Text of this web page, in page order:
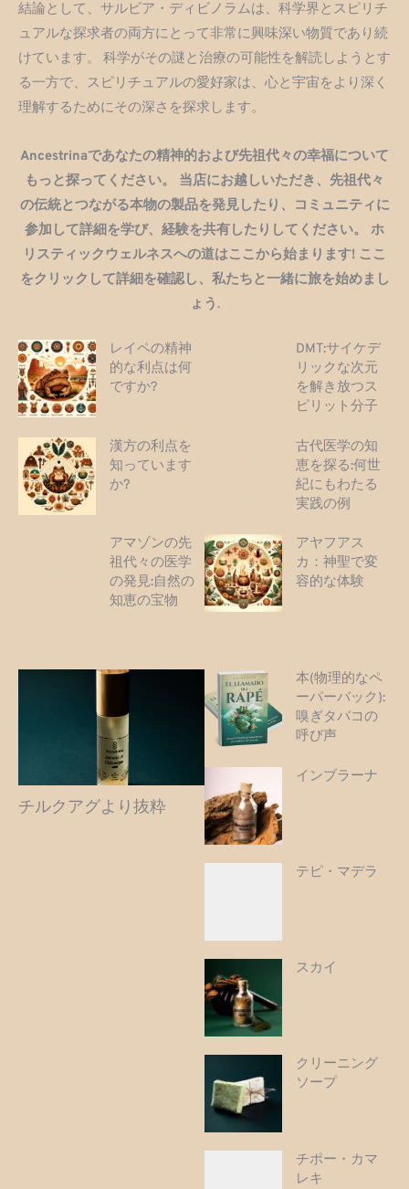
結論として、サルビア・ディビノラムは、科学界とスピリチ
ュアルな探求者の両方にとって非常に興味深い物質であり続
けています。 科学がその謎と治療の可能性を解読しようとす
る一方で、スピリチュアルの愛好家は、心と宇宙をより深く
理解するためにその深さを探求します。
Ancestrinaであなたの精神的および先祖代々の幸福について
もっと探ってください。 当店にお越しいただき、先祖代々
の伝統とつながる本物の製品を発見したり、コミュニティに
参加して詳細を学び、経験を共有したりしてください。 ホ
リスティックウェルネスへの道はここから始まります! ここ
をクリックして詳細を確認し、私たちと一緒に旅を始めまし
ょう.
レイペの精神
的な利点は何
ですか?
DMT:サイケデ
リックな次元
を解き放つス
ピリット分子
漢方の利点を
知っています
か?
古代医学の知
恵を探る:何世
紀にもわたる
実践の例
アマゾンの先
祖代々の医学
の発見:自然の
知恵の宝物
アヤフアス
カ：神聖で変
容的な体験
チルクアグより抜粋
本(物理的なペ
ーパーバック):
嗅ぎタバコの
呼び声
インブラーナ
テピ・マデラ
スカイ
クリーニング
ソープ
チポー・カマ
レキ